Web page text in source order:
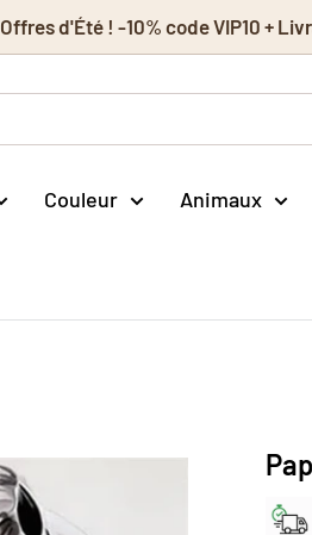
Offres d'Été ! -10% code VIP10 +
Couleur Animaux